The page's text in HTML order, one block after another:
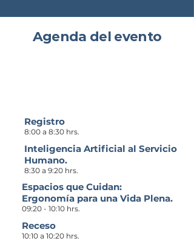
Agenda del evento
Registro
8:00 a 8:30 hrs.
Inteligencia Artificial al Servicio
Humano.
8:30 a 9:20 hrs.
Espacios que Cuidan:
Ergonomía para una Vida Plena.
09:20 - 10:10 hrs.
Receso
10:10 a 10:20 hrs.